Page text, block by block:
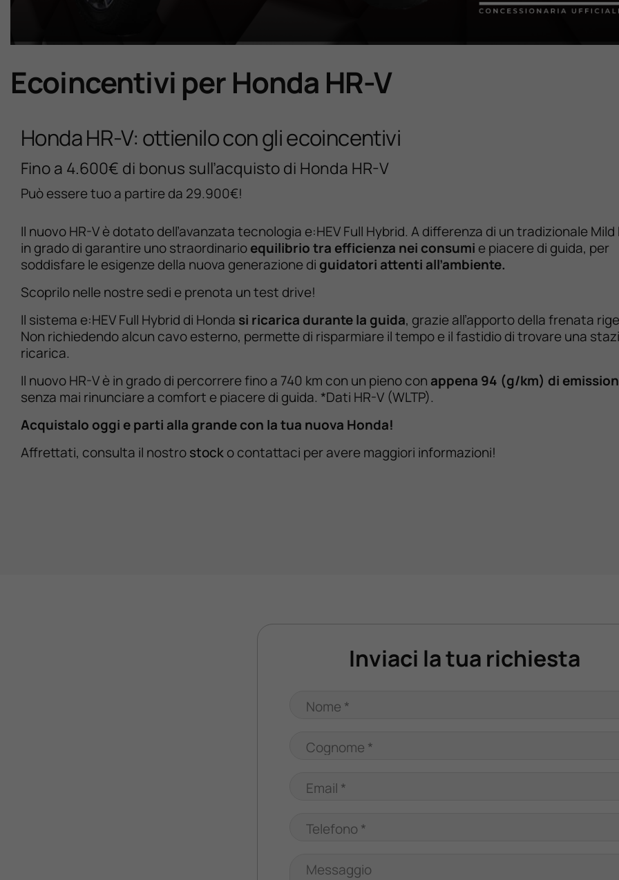
Ecoincentivi per Honda HR-V
Honda HR-V: ottienilo con gli ecoincentivi
Fino a 4.600€ di bonus sull’acquisto di Honda HR-V
Può essere tuo a partire da 29.900€!
Il nuovo HR-V è dotato dell’avanzata tecnologia e:HEV Full Hybrid. A differenza di un tradizionale Mild
in grado di garantire uno straordinarioequilibrio tra efficienza nei consumi e piacere di guida, per
soddisfare le esigenze della nuova generazione di guidatori attenti all’ambiente.
Scoprilo nelle nostre sedi e prenota un test drive!
Il sistema e:HEV Full Hybrid di Honda si ricarica durante la guida, grazie all’apporto della frenata
Non richiedendo alcun cavo esterno, permette di risparmiare il tempo e il fastidio di trovare una
ricarica.
Il nuovo HR-V è in grado di percorrere fino a 740 km con un pieno con appena 94 (g/km) di
senza mai rinunciare a comfort e piacere di guida. *Dati HR-V (WLTP).
Acquistalo oggi e parti alla grande con la tua nuova Honda!
Affrettati, consulta il nostrostocko contattaci per avere maggiori informazioni!
Inviaci la tua richiesta
Nome *
Cognome *
Email *
Telefono *
Messaggio